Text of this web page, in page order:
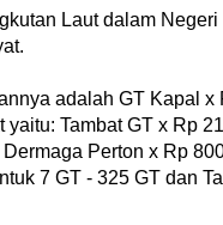
Laut dalam Negeri
adalah GT Kapal x
Tambat GT x Rp
Perton x Rp
7 GT - 325 GT dan